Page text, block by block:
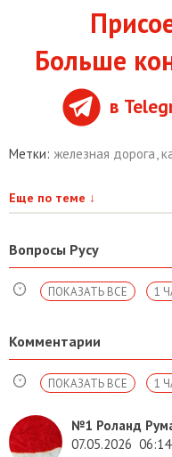
Больше
в
Метки: железная дорога,
Еще по теме ↓
Вопросы Русу
1
ПОКАЗАТЬ ВСЕ
Комментарии
1
ПОКАЗАТЬ ВСЕ
№1 Роланд
07.05.2026 06:14